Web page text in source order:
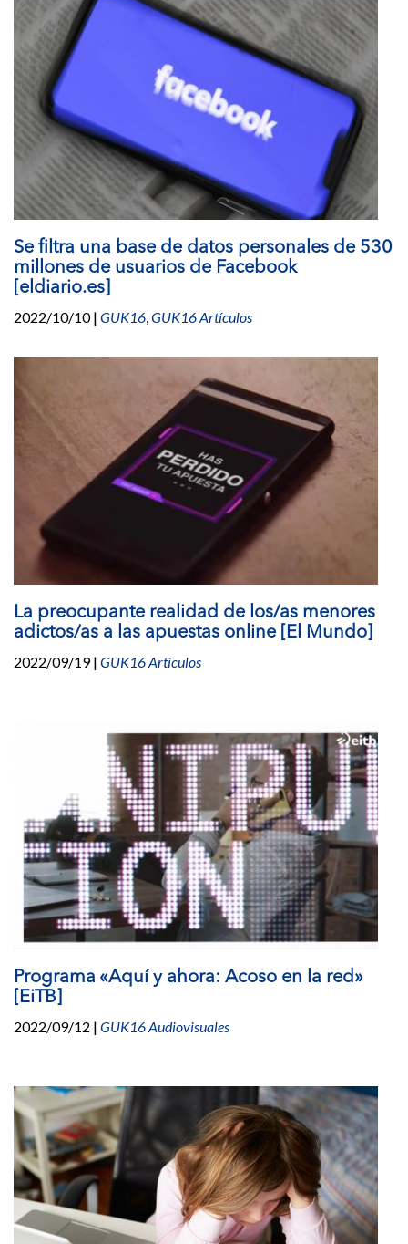
Se filtra una base de datos personales de 530
millones de usuarios de Facebook
[eldiario.es]
2022/10/10| GUK16,GUK16 Artículos
La preocupante realidad de los/as menores
adictos/as a las apuestas online [El Mundo]
2022/09/19| GUK16 Artículos
Programa «Aquí y ahora: Acoso en la red»
[EiTB]
2022/09/12 | GUK16 Audiovisuales